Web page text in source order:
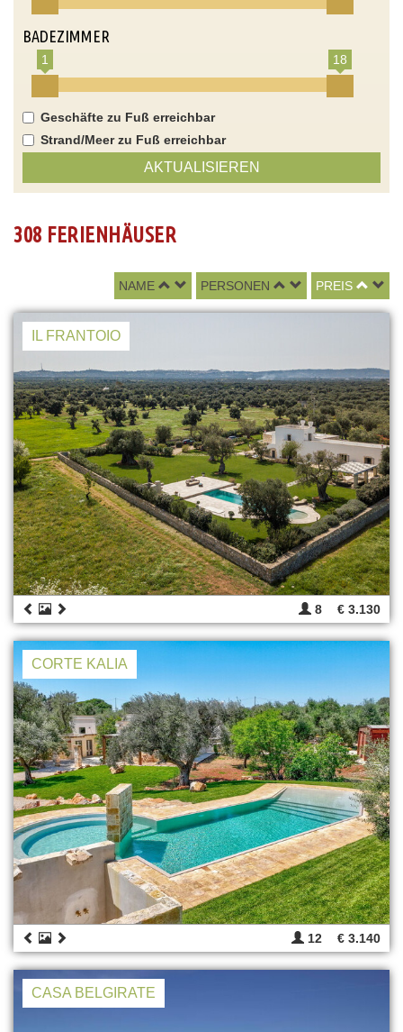
BADEZIMMER
1 18
Geschäfte zu Fuß erreichbar
Strand/Meer zu Fuß erreichbar
AKTUALISIEREN
308 FERIENHÄUSER
NAME PERSONEN PREIS
IL FRANTOIO
8 € 3.130
CORTE KALIA
12 € 3.140
CASA BELGIRATE